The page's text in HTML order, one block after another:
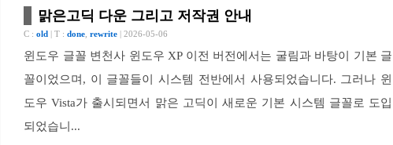
맑은고딕 다운 그리고 저작권 안내
C : old | T : done rewrite | 2026-05-06
윈도우 글꼴 변천사 윈도우 XP 이전 버전에서는 굴림과 바탕이 기본 글
꼴이었으며, 이 글꼴들이 시스템 전반에서 사용되었습니다. 그러나 윈
도우 Vista가 출시되면서 맑은 고딕이 새로운 기본 시스템 글꼴로 도입
되었습니...